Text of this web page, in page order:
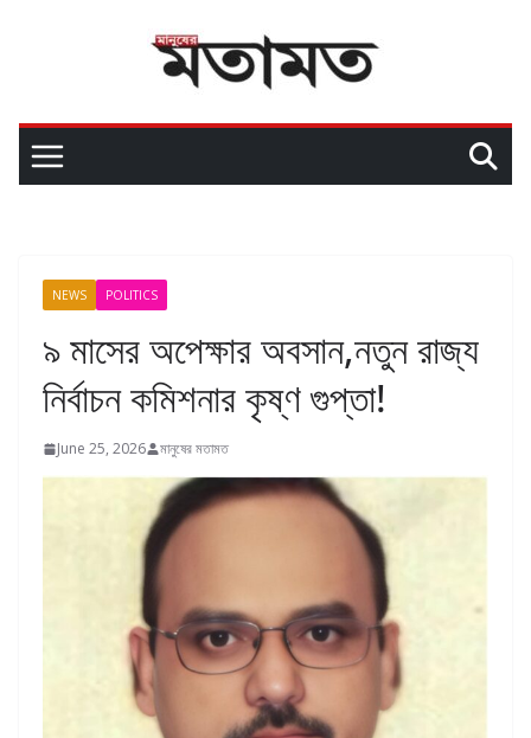
NEWS POLITICS
৯ মাসের অপেক্ষার অবসান,নতুন রাজ্য
নির্বাচন কমিশনার কৃষ্ণ গুপ্তা!
June 25, 2026 মানুষের মতামত